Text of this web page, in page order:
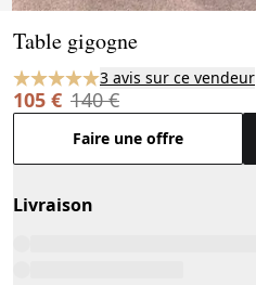
Table gigogne
3 avis sur ce vendeur
105 € 140 €
Faire une offre
Livraison